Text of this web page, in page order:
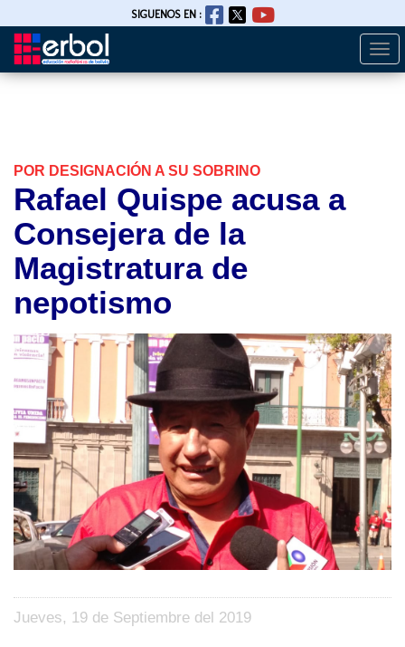
Pasar
SIGUENOS EN :
POR DESIGNACIÓN A SU SOBRINO
Rafael Quispe acusa a
Consejera de la
Magistratura de
nepotismo
Jueves, 19 de Septiembre del 2019